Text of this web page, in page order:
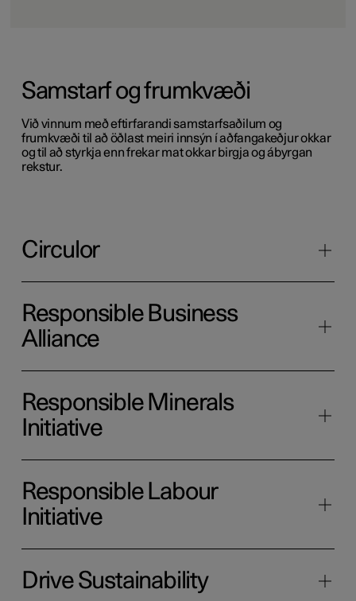
Samstarf og frumkvæði
Við vinnum með eftirfarandi samstarfsaðilum og
frumkvæði til að öðlast meiri innsýn í aðfangakeðjur okkar
og til að styrkja enn frekar mat okkar birgja og ábyrgan
rekstur.
Circulor
Responsible Business
Alliance
Responsible Minerals
Initiative
Responsible Labour
Initiative
Drive Sustainability